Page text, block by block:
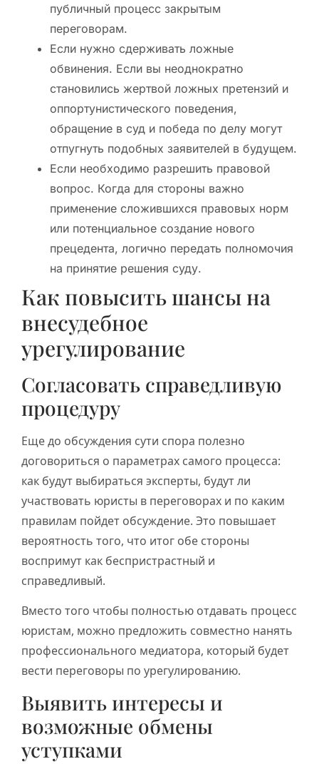
публичный процесс закрытым
переговорам.
Если нужно сдерживать ложные
обвинения. Если вы неоднократно
становились жертвой ложных претензий и
оппортунистического поведения,
обращение в суд и победа по делу могут
отпугнуть подобных заявителей в будущем.
Если необходимо разрешить правовой
вопрос. Когда для стороны важно
применение сложившихся правовых норм
или потенциальное создание нового
прецедента, логично передать полномочия
на принятие решения суду.
Как повысить шансы на
внесудебное
урегулирование
Согласовать справедливую
процедуру
Еще до обсуждения сути спора полезно
договориться о параметрах самого процесса:
как будут выбираться эксперты, будут ли
участвовать юристы в переговорах и по каким
правилам пойдет обсуждение. Это повышает
вероятность того, что итог обе стороны
воспримут как беспристрастный и
справедливый.
Вместо того чтобы полностью отдавать процесс
юристам, можно предложить совместно нанять
профессионального медиатора, который будет
вести переговоры по урегулированию.
Выявить интересы и
возможные обмены
уступками